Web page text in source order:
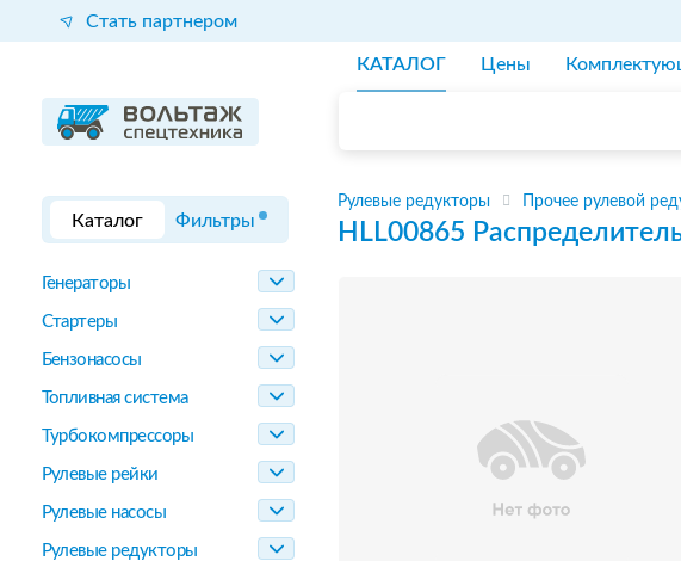
Стать партнером
КАТАЛОГ Цены
Каталог Фильтры
Генераторы
Стартеры
Бензонасосы
Топливная система
Турбокомпрессоры
Рулевые рейки
Рулевые насосы
Рулевые редукторы
Рулевые редукторы Прочее рулевой
HLL00865